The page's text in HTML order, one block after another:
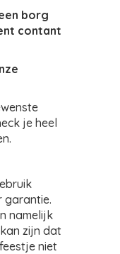
borg
contant
je heel
garantie.
namelijk
zijn dat
niet